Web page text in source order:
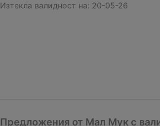
Изтекла валидност на: 20-05-26
Предложения от Мал Мук с